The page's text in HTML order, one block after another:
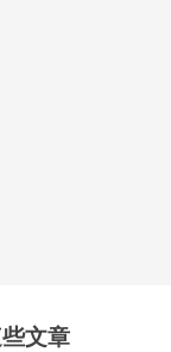
文章